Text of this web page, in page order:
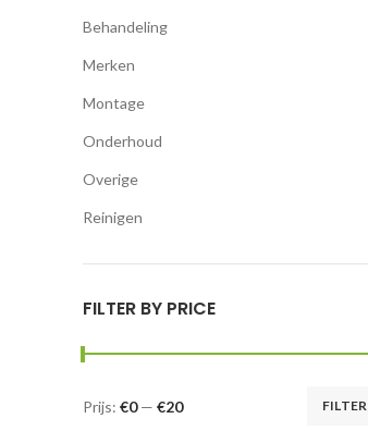
Behandeling
Merken
Montage
Onderhoud
Overige
Reinigen
FILTER BY PRICE
Min.
Max.
FILTER
Prijs: €0— €20